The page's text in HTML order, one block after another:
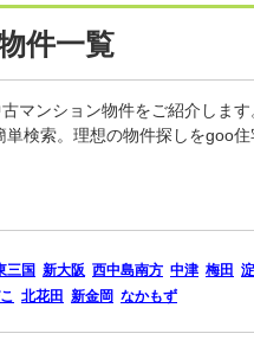
件一覧
マンション物件をご紹介しま
検索。理想の物件探しをgoo住
三国 新大阪 西中島南方 中津 梅田
北花田 新金岡 なかもず